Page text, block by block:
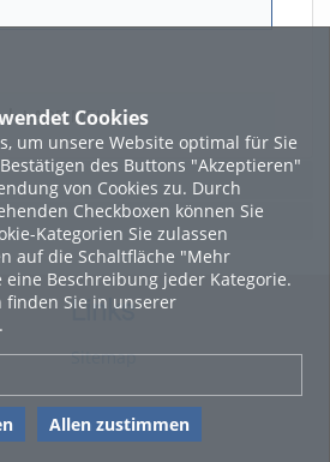
Cookies
um unsere Website optimal für Sie
des Buttons "Akzeptieren"
von Cookies zu. Durch
Checkboxen können Sie
Kategorien Sie zulassen
auf die Schaltfläche "Mehr
Beschreibung jeder Kategorie.
Sie in unserer
.
Allen zustimmen
LADE MEHR
Links
Sitemap